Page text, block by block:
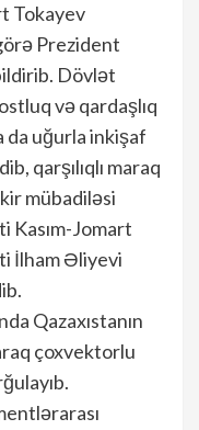
Tokayev
Prezident
Dövlət
və qardaşlıq
da uğurla inkişaf
qarşılıqlı maraq
mübadiləsi
Kasım-Jomart
İlham Əliyevi
Qazaxıstanın
çoxvektorlu